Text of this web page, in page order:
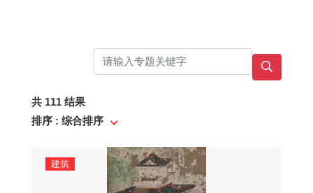
共 111 结果
排序 : 综合排序
建筑